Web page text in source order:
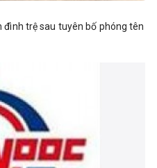
đình trệ sau tuyên bố phóng tên